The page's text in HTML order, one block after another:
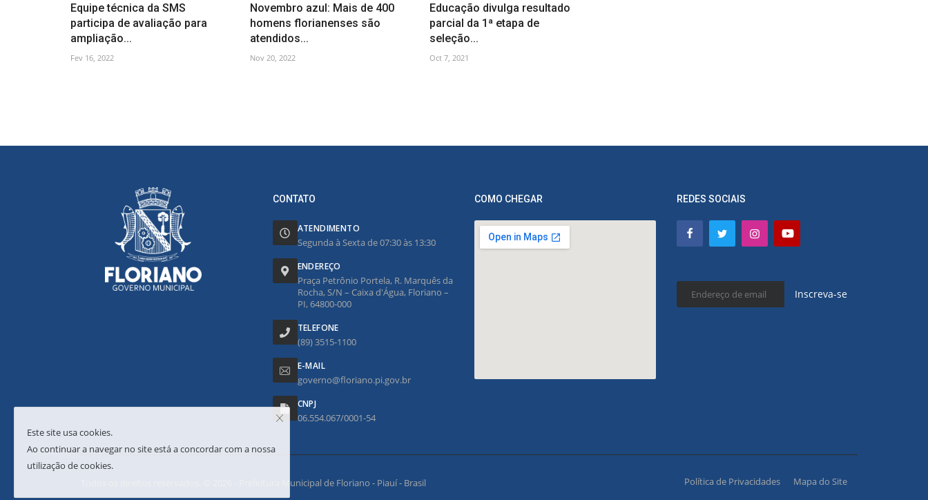
Equipe técnica da SMS
participa de avaliação para
ampliação...
Fev 16, 2022
Novembro azul: Mais de 400
homens florianenses são
atendidos...
Nov 20, 2022
Educação divulga resultado
parcial da 1ª etapa de
seleção...
Oct 7, 2021
CONTATO
ATENDIMENTO
Segunda à Sexta de 07:30 às 13:30
ENDEREÇO
Praça Petrônio Portela, R. Marquês da
Rocha, S/N – Caixa d'Água, Floriano –
PI, 64800-000
TELEFONE
(89) 3515-1100
E-MAIL
governo@floriano.pi.gov.br
CNPJ
06.554.067/0001-54
COMO CHEGAR REDES SOCIAIS
Inscreva-se
Todos os direitos reservados. © 2026 - Prefeitura Municipal de Floriano - Piauí - Brasil Política de Privacidades Mapa do Site
Este site usa cookies.
Ao continuar a navegar no site está a concordar com a nossa
utilização de cookies.